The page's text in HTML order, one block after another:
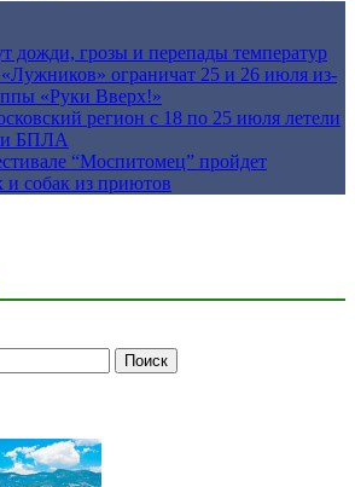
дожди, грозы и перепады температур
ограничат 25 и 26 июля из-
«Руки Вверх!»
регион с 18 по 25 июля летели
БПЛА
“Моспитомец” пройдет
и собак из приютов